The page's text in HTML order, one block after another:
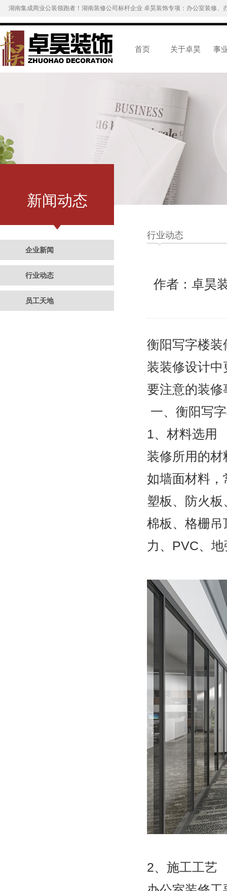
湖南集成商业公装领跑者！湖南装修公司标杆企业 卓昊装饰专项：办公室装修
首页 关于卓昊 事
新闻动态
企业新闻
行业动态
员工天地
行业动态
作者：卓
衡阳写字楼
装装修设计
要注意的装
一、衡阳写
1、材料选用
装修所用的
如墙面材料
塑板、防火
棉板、格栅
力、PVC、
2、施工工艺